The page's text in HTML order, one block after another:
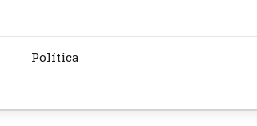
Política